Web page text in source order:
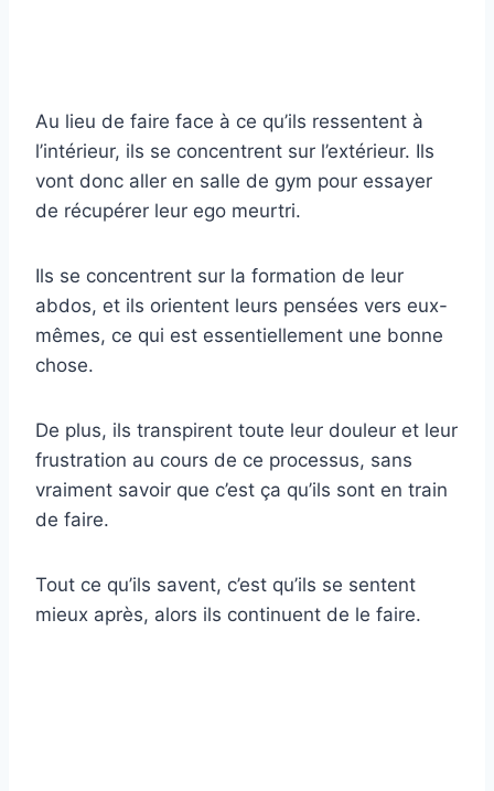
Au lieu de faire face à ce qu’ils ressentent à
l’intérieur, ils se concentrent sur l’extérieur. Ils
vont donc aller en salle de gym pour essayer
de récupérer leur ego meurtri.
Ils se concentrent sur la formation de leur
abdos, et ils orientent leurs pensées vers eux-
mêmes, ce qui est essentiellement une bonne
chose.
De plus, ils transpirent toute leur douleur et leur
frustration au cours de ce processus, sans
vraiment savoir que c’est ça qu’ils sont en train
de faire.
Tout ce qu’ils savent, c’est qu’ils se sentent
mieux après, alors ils continuent de le faire.